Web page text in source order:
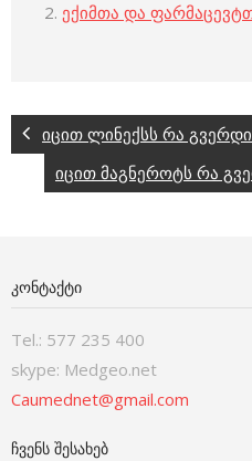
2. ექიმთა და
იცით ლინექსს რა
იცით მაგნეროტს რა
ᲙᲝᲜᲢᲐᲥᲢᲘ
Tel.: 577 235 400
skype: Medgeo.net
Caumednet@gmail.com
ᲩᲕᲔᲜᲡ ᲨᲔᲡᲐᲮᲔᲑ